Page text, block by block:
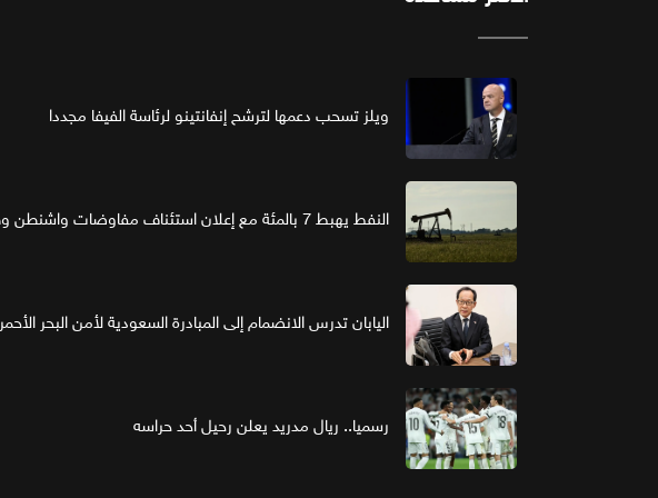
ويلز تسحب دعمها لترشح إنفانتينو لرئاسة الفيفا مجددا
النفط يهبط 7 بالمئة مع إعلان استئناف مفاوضات واشنطن وطهران
اليابان تدرس الانضمام إلى المبادرة السعودية لأمن البحر الأحمر
رسميا.. ريال مدريد يعلن رحيل أحد حراسه